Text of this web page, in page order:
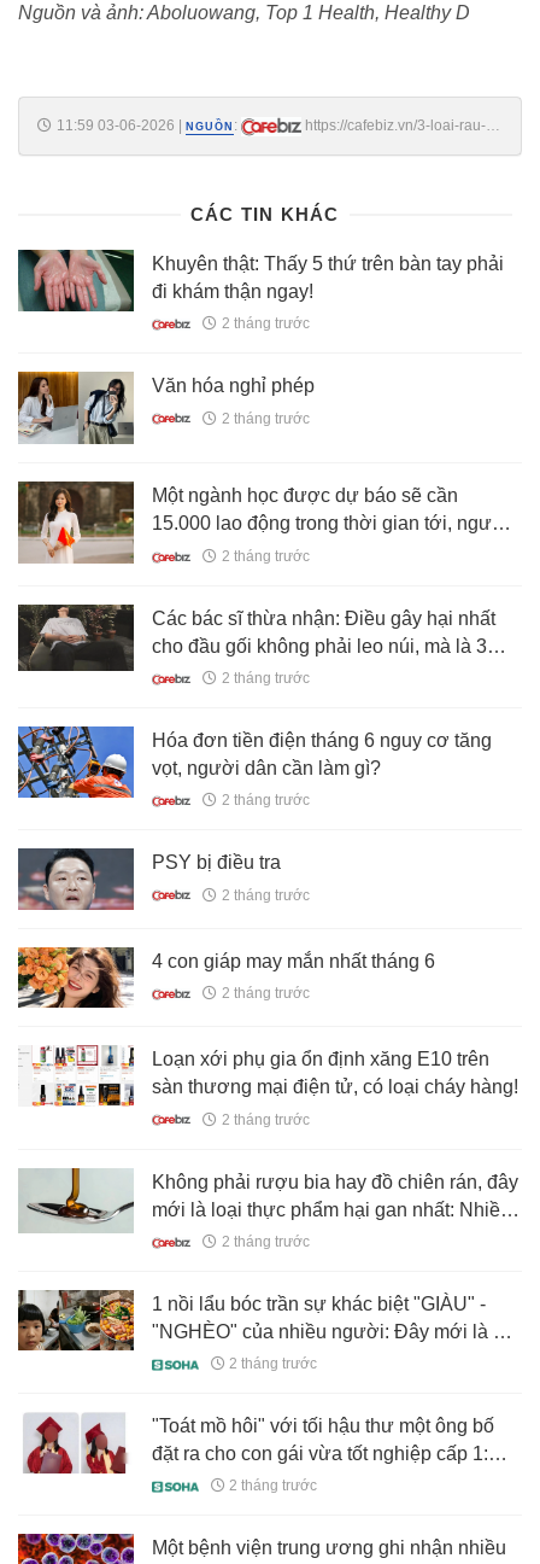
Nguồn và ảnh: Aboluowang, Top 1 Health, Healthy D
11:59 03-06-2026 NGUỒN :
https://cafebiz.vn/3-loai-rau-
CÁC TIN KHÁC
Khuyên thật: Thấy 5 thứ trên bàn tay phải
đi khám thận ngay!
2 tháng trước
Văn hóa nghỉ phép
2 tháng trước
Một ngành học được dự báo sẽ cần
15.000 lao động trong thời gian tới, người
học được nhận 5 - 12,6 triệu đồng/tháng,
2 tháng trước
Các bác sĩ thừa nhận: Điều gây hại nhất
cho đầu gối không phải leo núi, mà là 3
việc nhỏ nhặt hàng ngày
2 tháng trước
Hóa đơn tiền điện tháng 6 nguy cơ tăng
vọt, người dân cần làm gì?
2 tháng trước
PSY bị điều tra
2 tháng trước
4 con giáp may mắn nhất tháng 6
2 tháng trước
Loạn xới phụ gia ổn định xăng E10 trên
sàn thương mại điện tử, có loại cháy hàng!
2 tháng trước
Không phải rượu bia hay đồ chiên rán, đây
mới là loại thực phẩm hại gan nhất: Nhiều
người mê tít2 tháng trước
1 nồi lẩu bóc trần sự khác biệt "GIÀU" -
"NGHÈO" của nhiều người: Đây mới là cái
"nghèo" nghiêm trọng nhất
2 tháng trước
"Toát mồ hôi" với tối hậu thư một ông bố
đặt ra cho con gái vừa tốt nghiệp cấp 1:
Đọc từng dòng mà thấy áp lực!
2 tháng trước
Một bệnh viện trung ương ghi nhận nhiều